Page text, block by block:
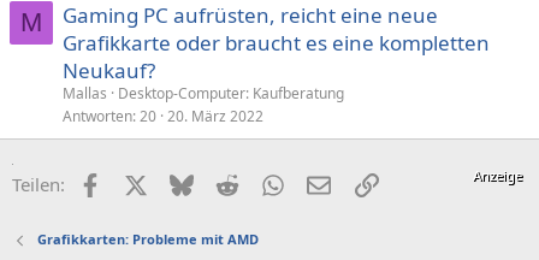
M
Gaming PC aufrüsten, reicht eine neue
Grafikkarte oder braucht es eine kompletten
Neukauf?
Mallas
Desktop-Computer: Kaufberatung
Antworten 20 20. März 2022
Teilen: FacebookX (Twitter)
BlueskyRedditWhatsApp
E-MailLink
Grafikkarten: Probleme mit AMD